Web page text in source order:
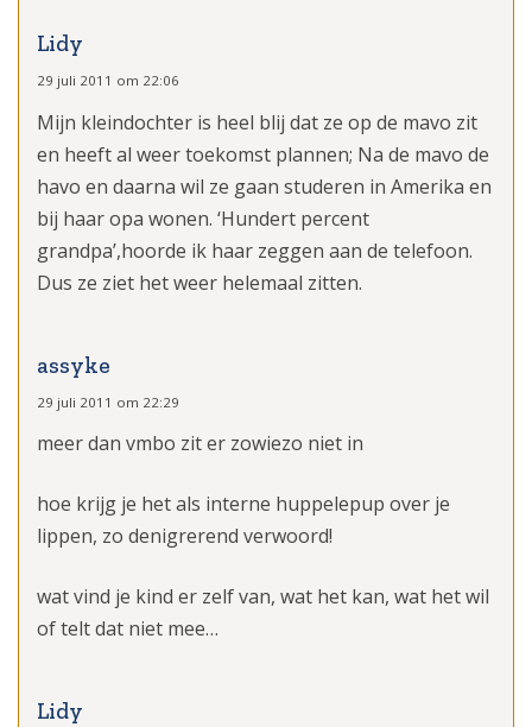
Lidy
29 juli 2011 om 22:06
Mijn kleindochter is heel blij dat ze op de mavo zit
en heeft al weer toekomst plannen; Na de mavo de
havo en daarna wil ze gaan studeren in Amerika en
bij haar opa wonen. ‘Hundert percent
grandpa’,hoorde ik haar zeggen aan de telefoon.
Dus ze ziet het weer helemaal zitten.
assyke
29 juli 2011 om 22:29
meer dan vmbo zit er zowiezo niet in
hoe krijg je het als interne huppelepup over je
lippen, zo denigrerend verwoord!
wat vind je kind er zelf van, wat het kan, wat het wil
of telt dat niet mee…
Lidy